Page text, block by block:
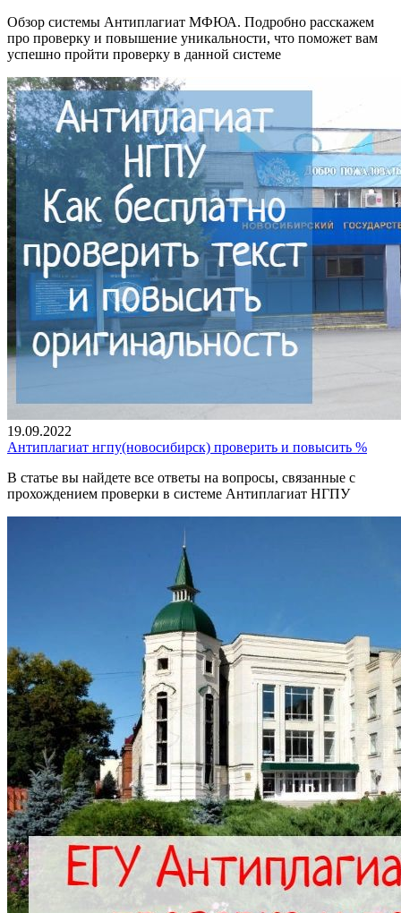
Обзор системы Антиплагиат МФЮА. Подробно расскажем
про проверку и повышение уникальности, что поможет вам
успешно пройти проверку в данной системе
19.09.2022
Антиплагиат нгпу(новосибирск) проверить и повысить %
В статье вы найдете все ответы на вопросы, связанные с
прохождением проверки в системе Антиплагиат НГПУ